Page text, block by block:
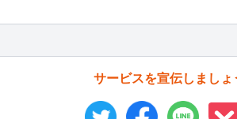
サービスを宣伝しましょ